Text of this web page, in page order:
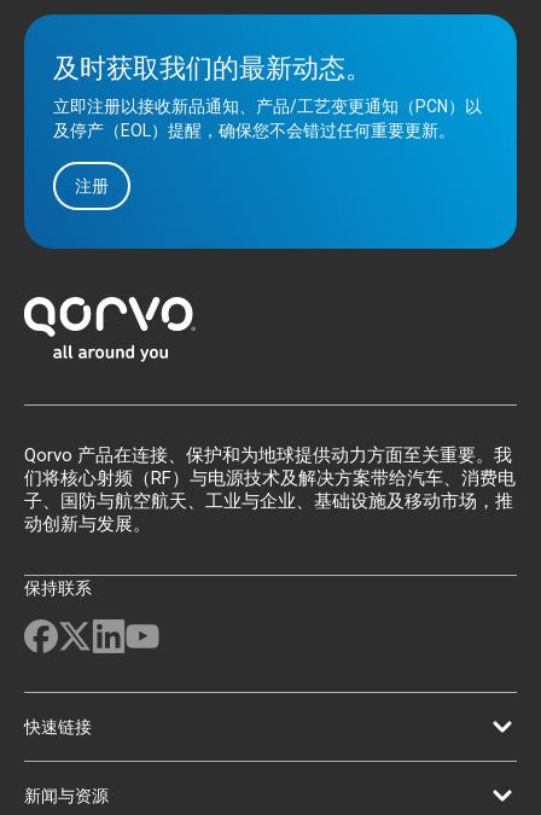
及时获取我们的最新动态。
立即注册以接收新品通知、产品/工艺变更通知（PCN）以
及停产（EOL）提醒，确保您不会错过任何重要更新。
注册
Qorvo 产品在连接、保护和为地球提供动力方面至关重要。我
们将核心射频（RF）与电源技术及解决方案带给汽车、消费电
子、国防与航空航天、工业与企业、基础设施及移动市场，推
动创新与发展。
保持联系
快速链接
新闻与资源